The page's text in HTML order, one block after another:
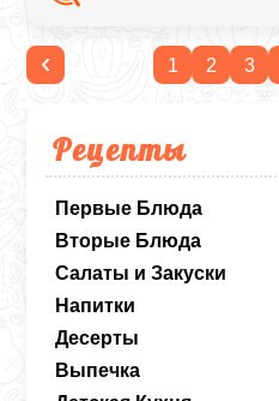
Рецепты
Первые Блюда
Вторые Блюда
Салаты и Закуски
Напитки
Десерты
Выпечка
‹ 1 2 3